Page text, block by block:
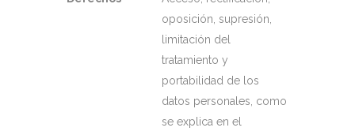
oposición, supresión,
limitación del
tratamiento y
portabilidad de los
datos personales, como
se explica en el